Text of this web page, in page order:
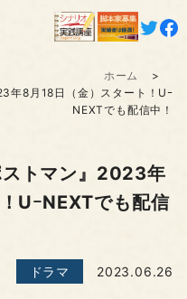
ホーム
年8月18日（金）スタート！Uｰ
NEXTでも配信中！
ストマン』2023年
UｰNEXTでも配信
ドラマ 2023.06.26